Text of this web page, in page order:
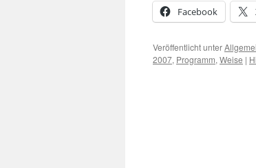
Facebook
Veröffentlicht unter
2007, Programm, Weise |